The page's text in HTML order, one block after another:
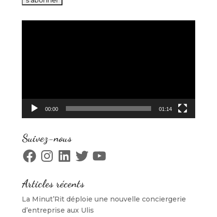
00:00 01:14
Suivez-nous
FacebookInstagramLinkedInTwitterYouTube
Articles récents
La Minut’Rit déploie une nouvelle conciergerie
d’entreprise aux Ulis